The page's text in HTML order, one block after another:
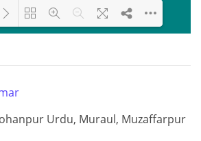
Urdu, Muraul, Muzaffarpur